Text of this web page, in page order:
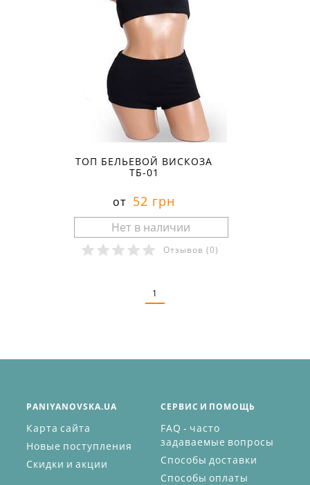
ТОП БЕЛЬЕВОЙ ВИСКОЗА
ТБ-01
от 52 грн
Отзывов (0)
1
PANIYANOVSKA.UA
Карта сайта
Новые поступления
Скидки и акции
СЕРВИС И ПОМОЩЬ
FAQ - часто
задаваемые вопросы
Способы доставки
Способы оплаты